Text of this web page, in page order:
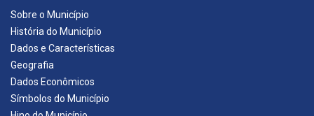
Sobre o Município
História do Município
Dados e Características
Geografia
Dados Econômicos
Símbolos do Município